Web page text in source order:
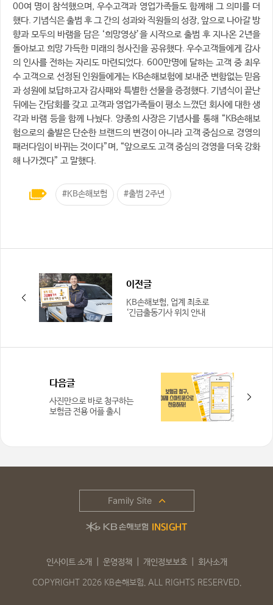
00여 명이 참석했으며, 우수고객과 영업가족들도 함께해 그 의미를 더
했다. 기념식은 출범 후 그 간의 성과와 직원들의 성장, 앞으로 나아갈 방
향과 모두의 바램을 담은 ‘희망영상’을 시작으로 출범 후 지나온 2년을
돌아보고 희망 가득한 미래의 청사진을 공유했다. 우수고객들에게 감사
의 인사를 전하는 자리도 마련되었다. 600만명에 달하는 고객 중 최우
수 고객으로 선정된 인원들에게는 KB손해보험에 보내준 변함없는 믿음
과 성원에 보답하고자 감사패와 특별한 선물을 증정했다. 기념식이 끝난
뒤에는 간담회를 갖고 고객과 영업가족들이 평소 느꼈던 회사에 대한 생
각과 바램 등을 함께 나눴다. 양종희 사장은 기념사를 통해 “KB손해보
험으로의 출발은 단순한 브랜드의 변경이 아니라 고객 중심으로 경영의
패러다임이 바뀌는 것이다”며, “앞으로도 고객 중심의 경영을 더욱 강화
해 나가겠다” 고 말했다.
#KB손해보험 #출범 2주년
이전글
KB손해보험, 업계 최초로
‘긴급출동기사 위치 안내
다음글
사진만으로 바로 청구하는
보험금 전용 어플 출시
인사이트 소개 운영정책 개인정보보호 회사소개
COPYRIGHT 2026 KB손해보험. ALL RIGHTS RESERVED.
Family Site